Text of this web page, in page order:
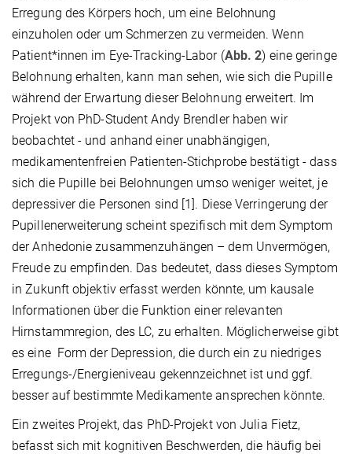
Erregung des Körpers hoch, um eine Belohnung
einzuholen oder um Schmerzen zu vermeiden. Wenn
Patient*innen im Eye-Tracking-Labor (Abb. 2) eine geringe
Belohnung erhalten, kann man sehen, wie sich die Pupille
während der Erwartung dieser Belohnung erweitert. Im
Projekt von PhD-Student Andy Brendler haben wir
beobachtet - und anhand einer unabhängigen,
medikamentenfreien Patienten-Stichprobe bestätigt - dass
sich die Pupille bei Belohnungen umso weniger weitet, je
depressiver die Personen sind [1]. Diese Verringerung der
Pupillenerweiterung scheint spezifisch mit dem Symptom
der Anhedonie zusammenzuhängen – dem Unvermögen,
Freude zu empfinden. Das bedeutet, dass dieses Symptom
in Zukunft objektiv erfasst werden könnte, um kausale
Informationen über die Funktion einer relevanten
Hirnstammregion, des LC, zu erhalten. Möglicherweise gibt
es eine Form der Depression, die durch ein zu niedriges
Erregungs-/Energieniveau gekennzeichnet ist und ggf.
besser auf bestimmte Medikamente ansprechen könnte.
Ein zweites Projekt, das PhD-Projekt von Julia Fietz,
befasst sich mit kognitiven Beschwerden, die häufig bei